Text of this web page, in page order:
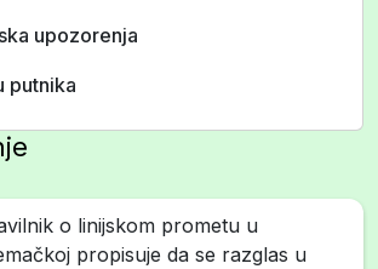
upozorenja
putnika
o linijskom prometu u
propisuje da se razglas u